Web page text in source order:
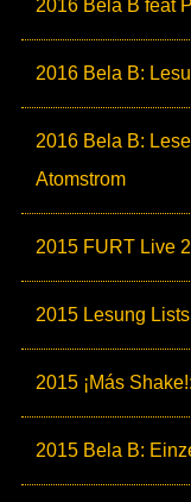
2016 Bela B feat
2016 Bela B:
2016 Bela B:
Atomstrom
2015 FURT Live
2015 Lesung
2015 ¡Más
2015 Bela B: